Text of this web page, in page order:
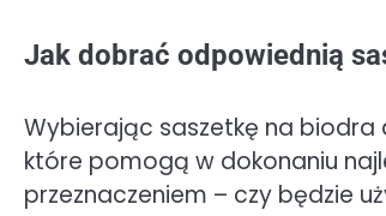
Jak dobrać odpowiednią
Wybierając saszetkę na
które pomogą w dokonaniu
przeznaczeniem – czy będzie